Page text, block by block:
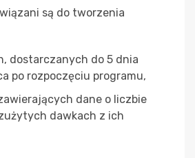
są do tworzenia
dostarczanych do 5 dnia
po rozpoczęciu programu,
dane o liczbie
dawkach z ich